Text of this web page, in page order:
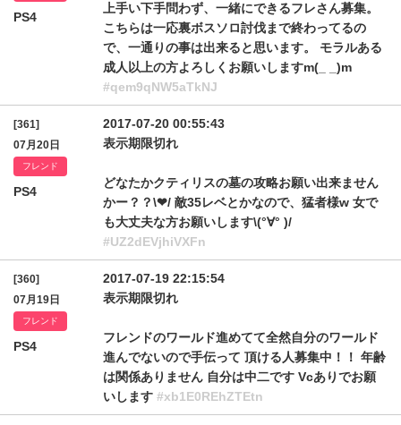
PS4
上手い下手問わず、一緒にできるフレさん募集。
こちらは一応裏ボスソロ討伐まで終わってるの
で、一通りの事は出来ると思います。 モラルある
成人以上の方よろしくお願いしますm(_ _)m
#qem9qNW5aTkNJ
[361]
07月20日
フレンド
PS4
2017-07-20 00:55:43
表示期限切れ
どなたかクティリスの墓の攻略お願い出来ません
かー？？\❤︎/ 敵35レベとかなので、猛者様w 女で
も大丈夫な方お願いします\(°∀° )/
#UZ2dEVjhiVXFn
[360]
07月19日
フレンド
PS4
2017-07-19 22:15:54
表示期限切れ
フレンドのワールド進めてて全然自分のワールド
進んでないので手伝って 頂ける人募集中！！ 年齢
は関係ありません 自分は中二です Vcありでお願
いします #xb1E0REhZTEtn